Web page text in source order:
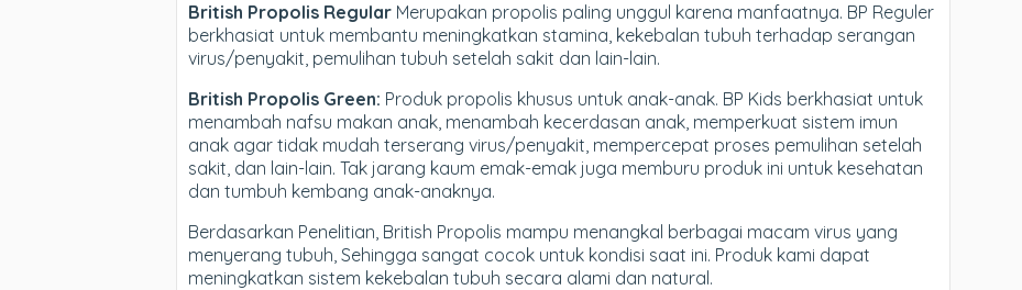
British Propolis Regular Merupakan propolis paling unggul karena manfaatnya. BP Reguler
berkhasiat untuk membantu meningkatkan stamina, kekebalan tubuh terhadap serangan
virus/penyakit, pemulihan tubuh setelah sakit dan lain-lain.
British Propolis Green: Produk propolis khusus untuk anak-anak. BP Kids berkhasiat untuk
menambah nafsu makan anak, menambah kecerdasan anak, memperkuat sistem imun
anak agar tidak mudah terserang virus/penyakit, mempercepat proses pemulihan setelah
sakit, dan lain-lain. Tak jarang kaum emak-emak juga memburu produk ini untuk kesehatan
dan tumbuh kembang anak-anaknya.
Berdasarkan Penelitian, British Propolis mampu menangkal berbagai macam virus yang
menyerang tubuh, Sehingga sangat cocok untuk kondisi saat ini. Produk kami dapat
meningkatkan sistem kekebalan tubuh secara alami dan natural.